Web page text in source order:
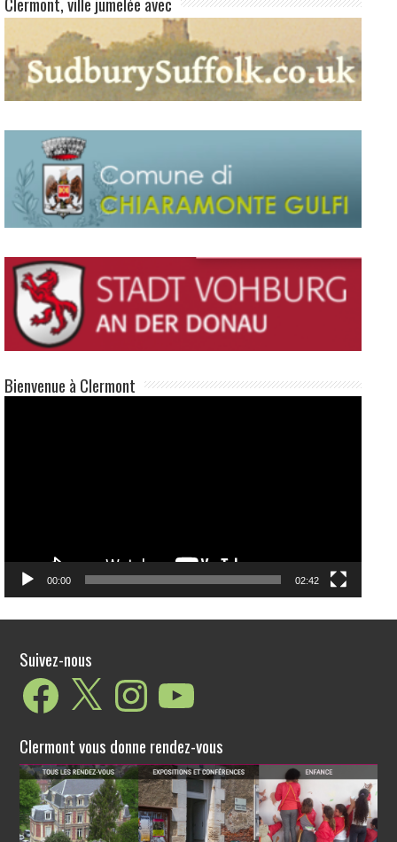
Bienvenue à Clermont
00:00 02:42
Suivez-nous
Facebook Instagram
Clermont vous donne rendez-vous